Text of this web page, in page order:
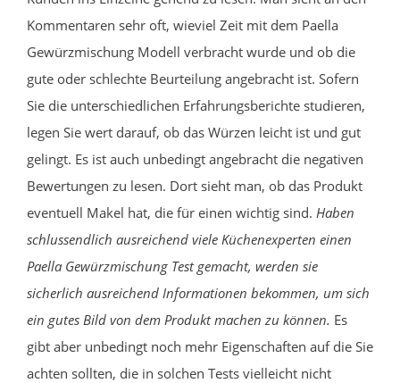
Kommentaren sehr oft, wieviel Zeit mit dem Paella
Gewürzmischung Modell verbracht wurde und ob die
gute oder schlechte Beurteilung angebracht ist. Sofern
Sie die unterschiedlichen Erfahrungsberichte studieren,
legen Sie wert darauf, ob das Würzen leicht ist und gut
gelingt. Es ist auch unbedingt angebracht die negativen
Bewertungen zu lesen. Dort sieht man, ob das Produkt
eventuell Makel hat, die für einen wichtig sind. Haben
schlussendlich ausreichend viele Küchenexperten einen
Paella Gewürzmischung Test gemacht, werden sie
sicherlich ausreichend Informationen bekommen, um sich
ein gutes Bild von dem Produkt machen zu können. Es
gibt aber unbedingt noch mehr Eigenschaften auf die Sie
achten sollten, die in solchen Tests vielleicht nicht